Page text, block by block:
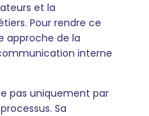
et la
Pour rendre ce
approche de la
interne
pas uniquement par
. Sa